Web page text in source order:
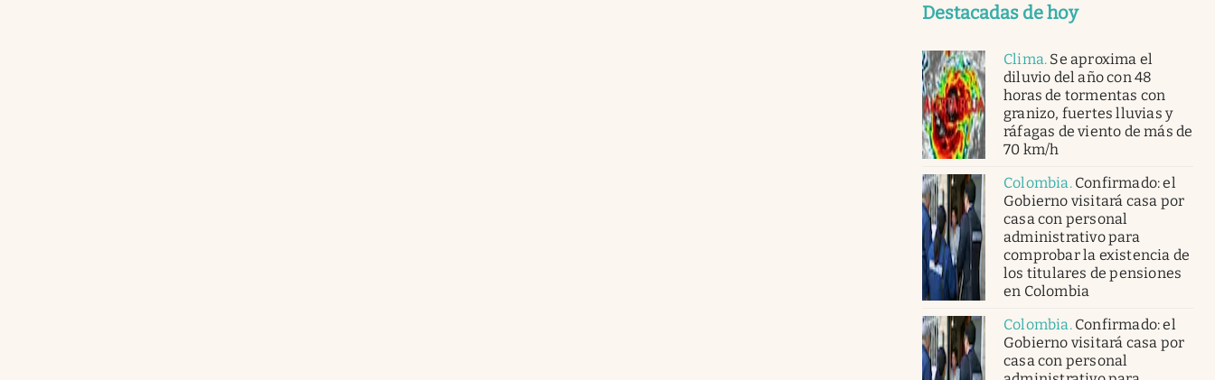
Destacadas de hoy
Clima. Se aproxima el
diluvio del año con 48
horas de tormentas con
granizo, fuertes lluvias y
ráfagas de viento de más de
70 km/h
Colombia. Confirmado: el
Gobierno visitará casa por
casa con personal
administrativo para
comprobar la existencia de
los titulares de pensiones
en Colombia
Colombia. Confirmado: el
Gobierno visitará casa por
casa con personal